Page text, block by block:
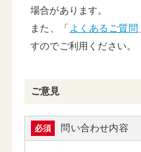
場合があります。
また、「 よくあるご質問
すのでご利用ください。
ご意見
必須 問い合わせ内容